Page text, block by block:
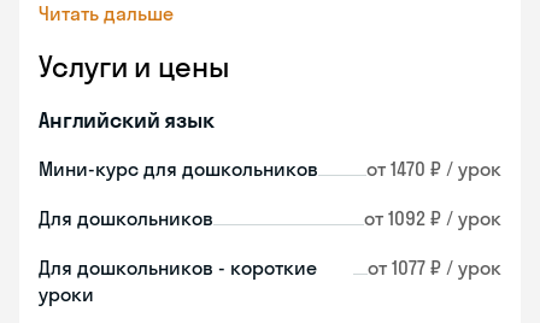
Читать дальше
Услуги и цены
Английский язык
Мини-курс для дошкольников от 1470 ₽ / урок
Для дошкольников от 1092 ₽ / урок
Для дошкольников - короткие
уроки
от 1077 ₽ / урок